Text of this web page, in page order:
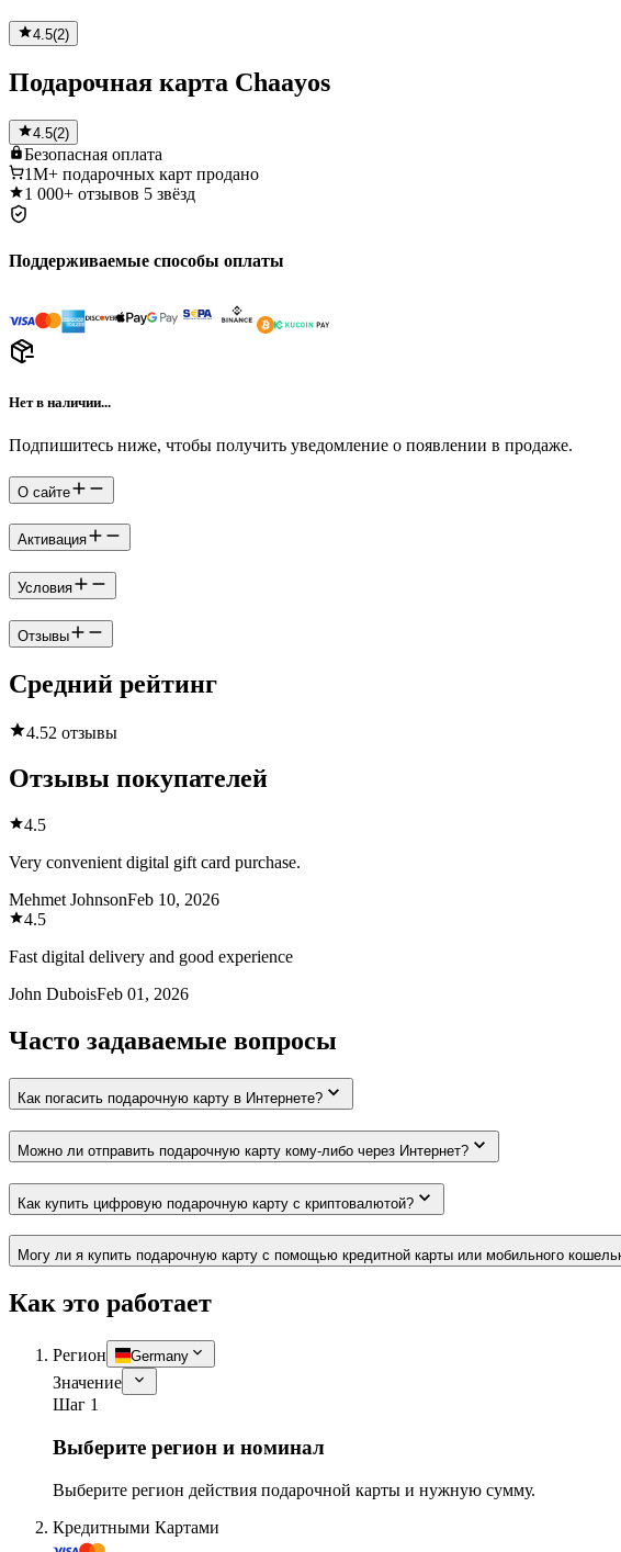
4.5(2)
Подарочная карта Chaayos
4.5(2)
Безопасная оплата
1M+ подарочных карт продано
1 000+ отзывов 5 звёзд
Поддерживаемые способы оплаты
Нет в наличии...
Подпишитесь ниже, чтобы получить уведомление о появлении в продаже.
О сайте
Активация
Условия
Отзывы
Средний рейтинг
4.52 отзывы
Отзывы покупателей
4.5
Very convenient digital gift card purchase.
Mehmet JohnsonFeb 10, 2026
4.5
Fast digital delivery and good experience
John DuboisFeb 01, 2026
Часто задаваемые вопросы
Как погасить подарочную карту в Интернете?
Можно ли отправить подарочную карту кому-либо через Интернет?
Как купить цифровую подарочную карту с криптовалютой?
Могу ли я купить подарочную карту с помощью кредитной карты или мобильного
Как это работает
Регион Germany
Значение
Шаг 1
Выберите регион и номинал
Выберите регион действия подарочной карты и нужную сумму.
Кредитными Картами